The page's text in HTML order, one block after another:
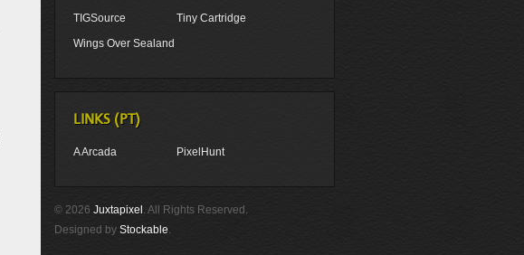
TIGSource
Tiny Cartridge
Wings Over Sealand
LINKS (PT)
A Arcada PixelHunt
© 2026 Juxtapixel . All Rights Reserved.
Designed by Stockable.